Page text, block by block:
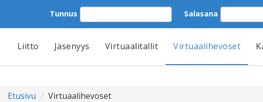
Tunnus Salasana
Liitto Jäsenyys Virtuaalitallit Virtuaalihevoset
Etusivu Virtuaalihevoset